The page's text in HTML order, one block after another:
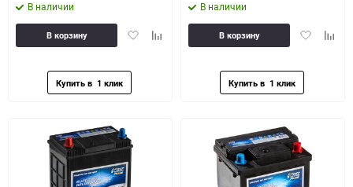
В наличии
ДобавитьДобавить
В корзину
В наличии
Добавить
В корзину